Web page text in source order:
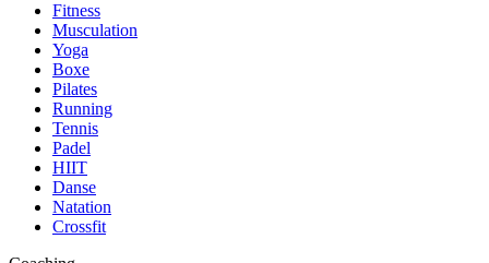
Fitness
Musculation
Yoga
Boxe
Pilates
Running
Tennis
Padel
HIIT
Danse
Natation
Crossfit